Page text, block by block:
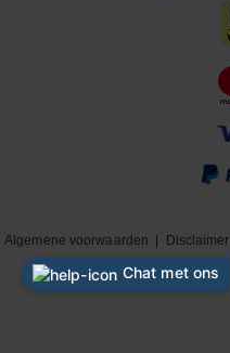
Algemene voorwaarden Disclaimer
|
Cookiebeleid